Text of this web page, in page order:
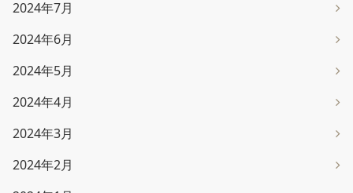
2024年7月
2024年6月
2024年5月
2024年4月
2024年3月
2024年2月